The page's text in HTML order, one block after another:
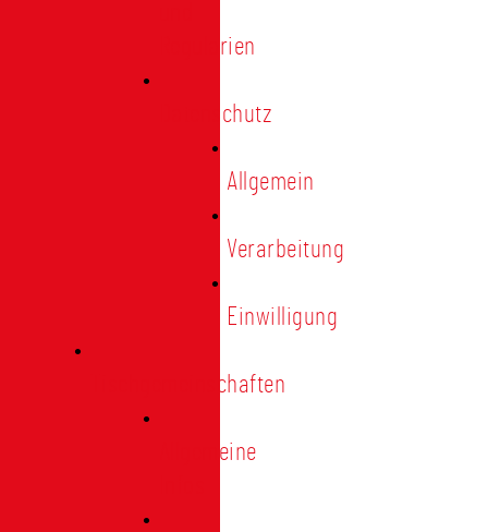
Regularien
Datenschutz
Allgemein
Verarbeitung
Einwilligung
Tischgemeinschaften
Allgemeine